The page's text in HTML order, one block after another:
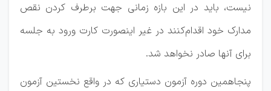
نیست، باید در این بازه زمانی جهت برطرف کردن نقص
مدارک خود اقدام‌کنند در غیر اینصورت کارت ورود به جلسه
برای آنها صادر نخواهد شد.
پنجاهمین دوره آزمون دستیاری که در واقع نخستین آزمون